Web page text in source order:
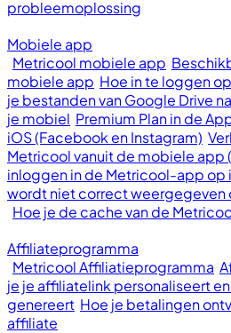
probleemoplossing
Mobiele app
Metricool mobiele app
mobiele app Hoe in te loggen
je bestanden van Google Drive
je mobiel Premium Plan in de
iOS (Facebook en Instagram)
Metricool vanuit de mobiele app
inloggen in de Metricool-app op
wordt niet correct
Hoe je de cache van de
Affiliateprogramma
Metricool Affiliatieprogramma
je je affiliatelink personaliseert
genereert Hoe je betalingen
affiliate